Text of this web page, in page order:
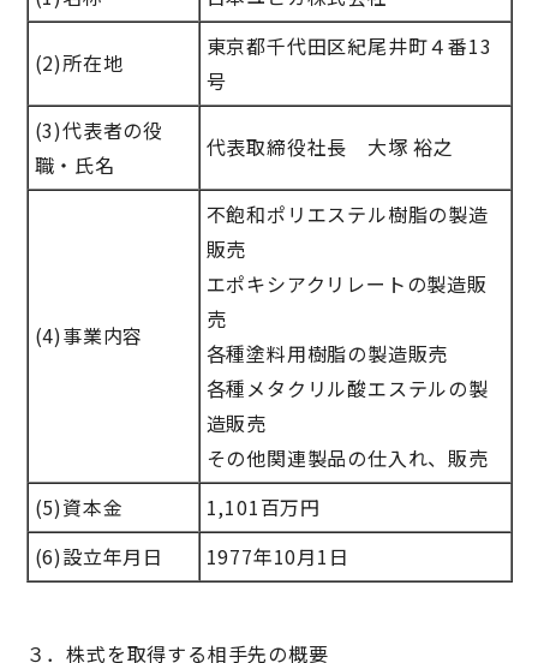
(2)所在地
東京都千代田区紀尾井町４番13
号
(3)代表者の役
職・氏名
代表取締役社長 大塚 裕之
(4)事業内容
不飽和ポリエステル樹脂の製造
販売
エポキシアクリレートの製造販
売
各種塗料用樹脂の製造販売
各種メタクリル酸エステルの製
造販売
その他関連製品の仕入れ、販売
(5)資本金
1,101百万円
(6)設立年月日
1977年10月1日
３．株式を取得する相手先の概要